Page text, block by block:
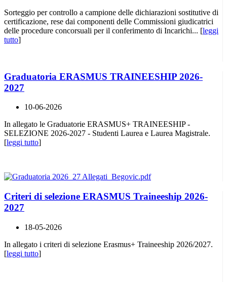
Sorteggio per controllo a campione delle dichiarazioni sostitutive di
certificazione, rese dai componenti delle Commissioni giudicatrici
delle procedure concorsuali per il conferimento di Incarichi... [leggi
tutto]
Graduatoria ERASMUS TRAINEESHIP 2026-
2027
10-06-2026
In allegato le Graduatorie ERASMUS+ TRAINEESHIP -
SELEZIONE 2026-2027 - Studenti Laurea e Laurea Magistrale.
[leggi tutto]
Criteri di selezione ERASMUS Traineeship 2026-
2027
18-05-2026
In allegato i criteri di selezione Erasmus+ Traineeship 2026/2027.
[leggi tutto]